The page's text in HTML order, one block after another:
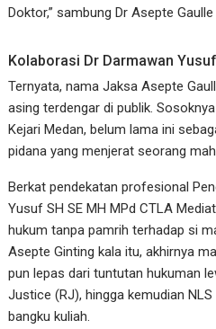
Doktor,” sambung Dr Asepte Gaulle
Kolaborasi Dr Darmawan Yusuf
Ternyata, nama Jaksa Asepte
asing terdengar di publik.
Kejari Medan, belum lama ini
pidana yang menjerat seorang
Berkat pendekatan profesional
Yusuf SH SE MH MPd CTLA
hukum tanpa pamrih terhadap si
Asepte Ginting kala itu, akhirnya
pun lepas dari tuntutan hukuman
Justice (RJ), hingga kemudian
bangku kuliah.